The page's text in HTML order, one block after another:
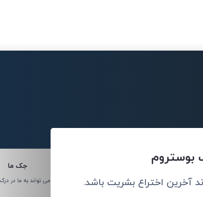
بوستروم
آخرین اختراع بشریت باشد.
جک ما
هوش مصنوعی می تواند به ما در